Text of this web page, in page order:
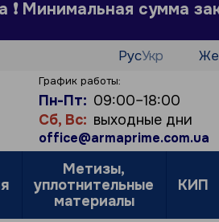
Минимальная сумма
РусУкр
График работы:
Пн-Пт: 09:00–18:00
Сб, Вс: выходные дни
office@armaprime.com.ua
Метизы,
уплотнительные
материалы
КИП